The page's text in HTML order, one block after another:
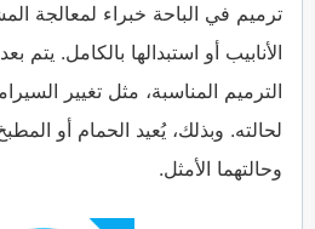
ترميم في الباحة خبراء لمعالجة
الأنابيب أو استبدالها بالكامل. يتم
الترميم المناسبة، مثل تغيير
لحالته. وبذلك، يُعيد الحمام أو
وحالتهما الأمثل.